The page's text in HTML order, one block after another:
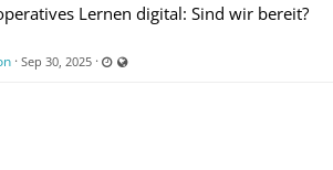
Lernen digital: Sind wir bereit?
· Sep 30, 2025 · Last updated Dec 1, 2025 - 9:45 AM